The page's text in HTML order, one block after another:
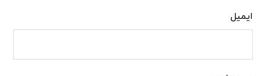
ایمیل